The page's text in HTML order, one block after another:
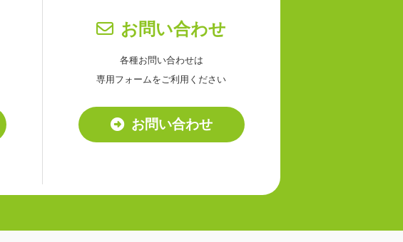
お問い合わせ
各種お問い合わせは
専用フォームをご利用ください
お問い合わせ